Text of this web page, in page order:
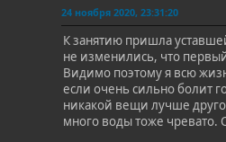
24 ноября 2020, 23:31:20
К занятию пришла
не изменились, что
Видимо поэтому я всю
если очень сильно болит
никакой вещи лучше
много воды тоже чревато.